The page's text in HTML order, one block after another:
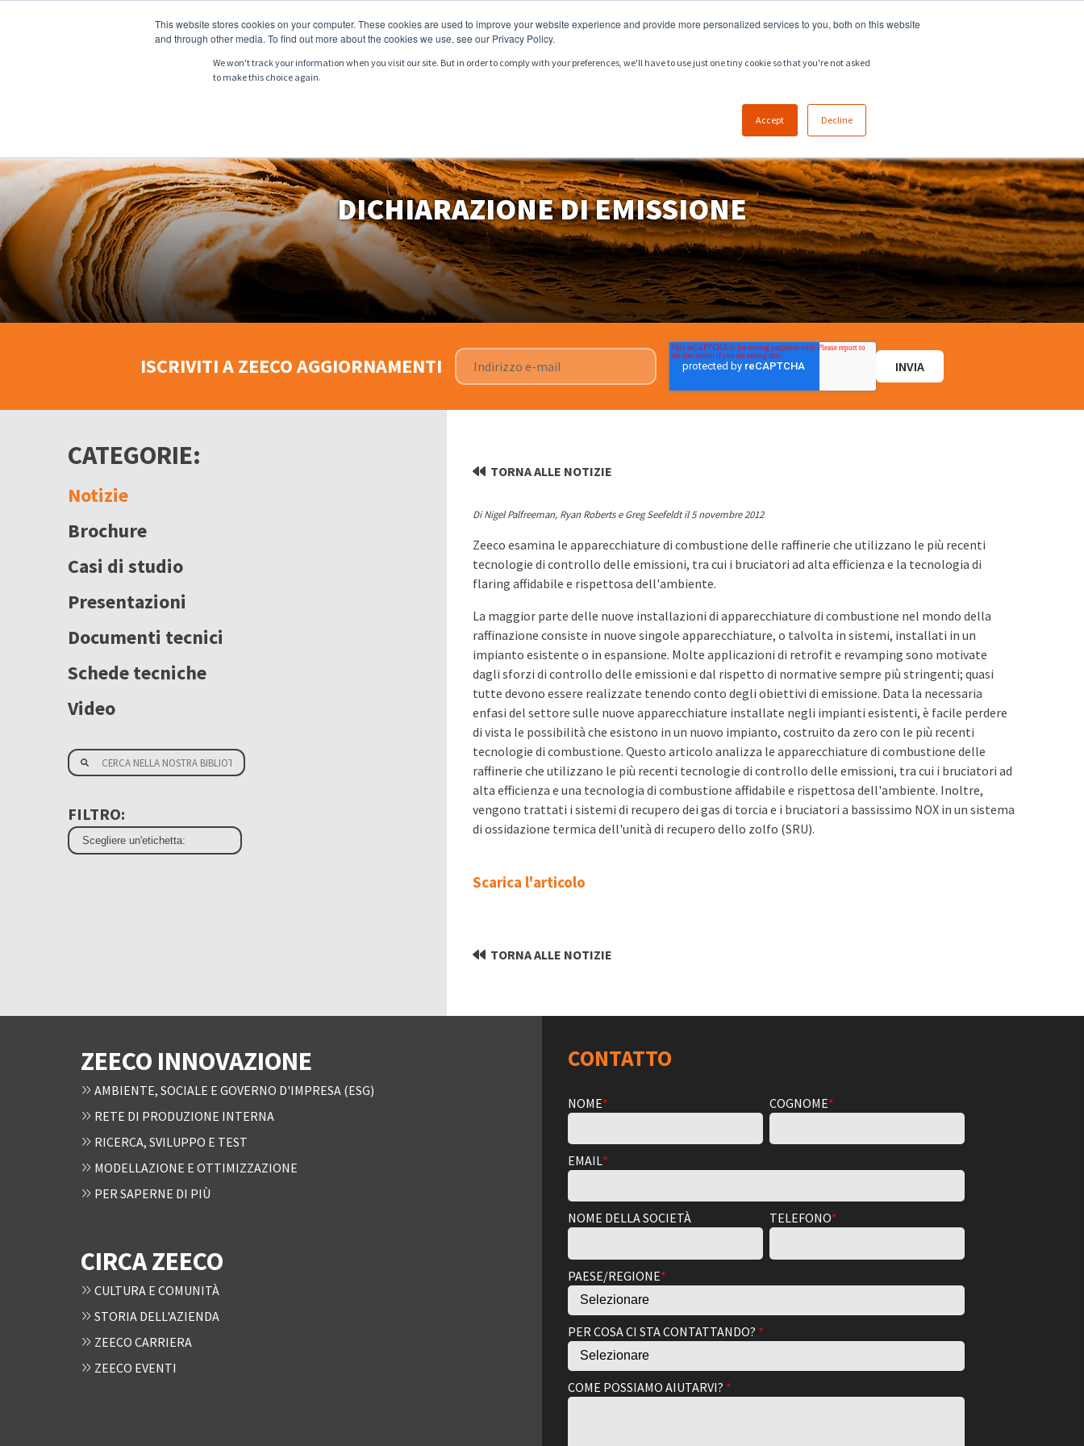
This website stores cookies on your computer. These cookies are used to improve your website experience and provide more personalized services to you, both on this website
and through other media. To find out more about the cookies we use, see our Privacy Policy.
We won't track your information when you visit our site. But in order to comply with your preferences, we'll have to use just one tiny cookie so that you're not asked
to make this choice again.
Accept Decline
LAVORA CON NOI
DICHIARAZIONE DI EMISSIONE
ISCRIVITI A ZEECO AGGIORNAMENTI
CATEGORIE:
Notizie
Brochure
Casi di studio
Presentazioni
Documenti tecnici
Schede tecniche
Video
FILTRO:
TORNA ALLE NOTIZIE
Di Nigel Palfreeman, Ryan Roberts e Greg Seefeldt il 5 novembre 2012
Zeeco esamina le apparecchiature di combustione delle raffinerie che utilizzano le più recenti
tecnologie di controllo delle emissioni, tra cui i bruciatori ad alta efficienza e la tecnologia di
flaring affidabile e rispettosa dell'ambiente.
La maggior parte delle nuove installazioni di apparecchiature di combustione nel mondo della
raffinazione consiste in nuove singole apparecchiature, o talvolta in sistemi, installati in un
impianto esistente o in espansione. Molte applicazioni di retrofit e revamping sono motivate
dagli sforzi di controllo delle emissioni e dal rispetto di normative sempre più stringenti; quasi
tutte devono essere realizzate tenendo conto degli obiettivi di emissione. Data la necessaria
enfasi del settore sulle nuove apparecchiature installate negli impianti esistenti, è facile perdere
di vista le possibilità che esistono in un nuovo impianto, costruito da zero con le più recenti
tecnologie di combustione. Questo articolo analizza le apparecchiature di combustione delle
raffinerie che utilizzano le più recenti tecnologie di controllo delle emissioni, tra cui i bruciatori ad
alta efficienza e una tecnologia di combustione affidabile e rispettosa dell'ambiente. Inoltre,
vengono trattati i sistemi di recupero dei gas di torcia e i bruciatori a bassissimo NOX in un sistema
di ossidazione termica dell'unità di recupero dello zolfo (SRU).
Scarica l'articolo
TORNA ALLE NOTIZIE
ZEECO INNOVAZIONE
AMBIENTE, SOCIALE E GOVERNO D'IMPRESA (ESG)
RETE DI PRODUZIONE INTERNA
RICERCA, SVILUPPO E TEST
MODELLAZIONE E OTTIMIZZAZIONE
PER SAPERNE DI PIÙ
CIRCA ZEECO
CULTURA E COMUNITÀ
STORIA DELL'AZIENDA
ZEECO CARRIERA
ZEECO EVENTI
CONTATTO
NOME* COGNOME*
EMAIL*
NOME DELLA SOCIETÀ TELEFONO*
PAESE/REGIONE*
PER COSA CI STA CONTATTANDO? *
COME POSSIAMO AIUTARVI? *